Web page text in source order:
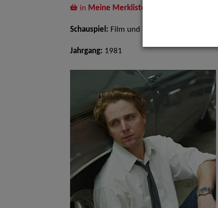
in Meine Merkliste
Schauspiel: Film und TV
Jahrgang: 1981